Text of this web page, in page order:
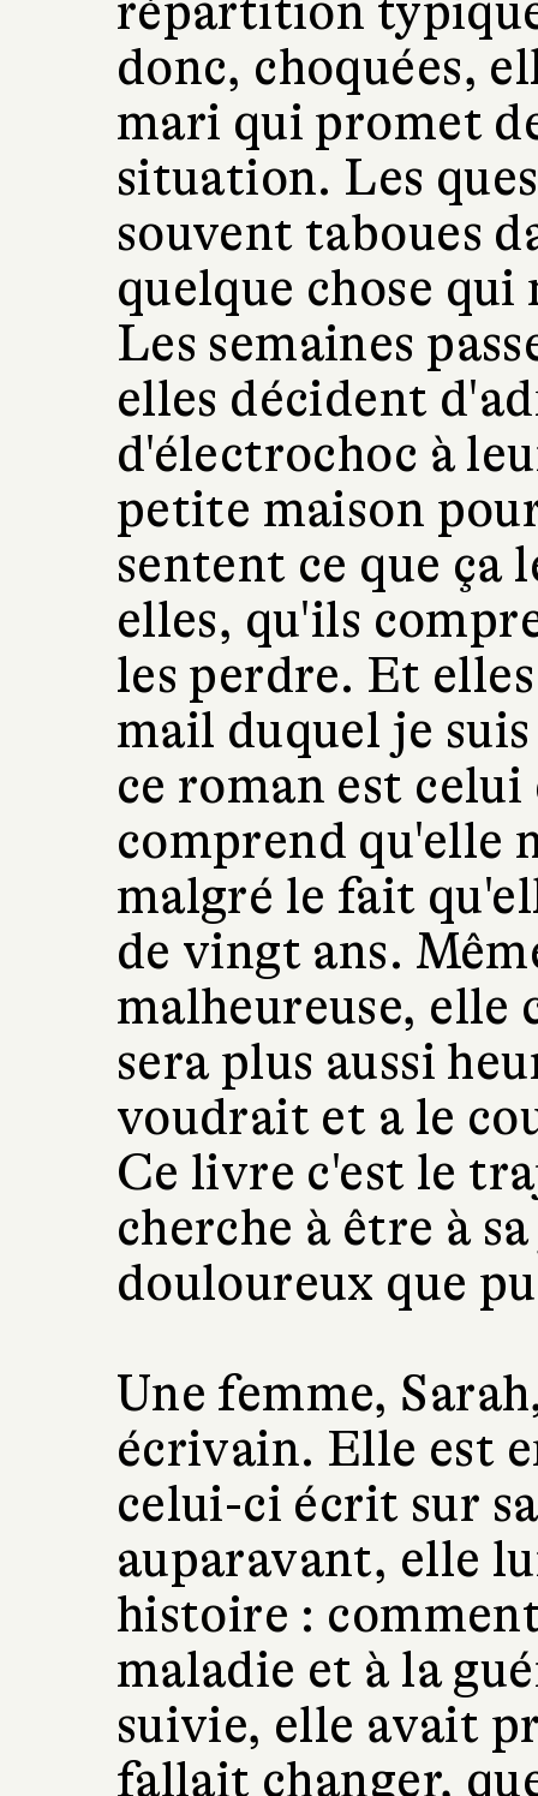
répartition
donc, choquées,
mari qui promet
situation. Les
souvent taboues
quelque chose
Les semaines
elles décident
d'électrochoc à
petite maison
sentent ce que ça
elles, qu'ils
les perdre. Et
mail duquel je
ce roman est
comprend qu'elle
malgré le fait
de vingt ans.
malheureuse, elle
sera plus aussi
voudrait et a le
Ce livre c'est le
cherche à être à
douloureux que
Une femme,
écrivain. Elle est
celui-ci écrit sur
auparavant, elle
histoire :
maladie et à la
suivie, elle avait
fallait changer,